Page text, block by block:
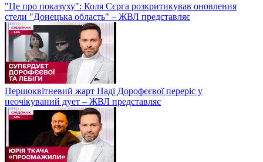
"Це про показуху": Коля Сєрга розкритикував оновлення
стели "Донецька область" – ЖВЛ представляє
Першоквітневий жарт Наді Дорофєєвої переріс у
неочікуваний дует – ЖВЛ представляє